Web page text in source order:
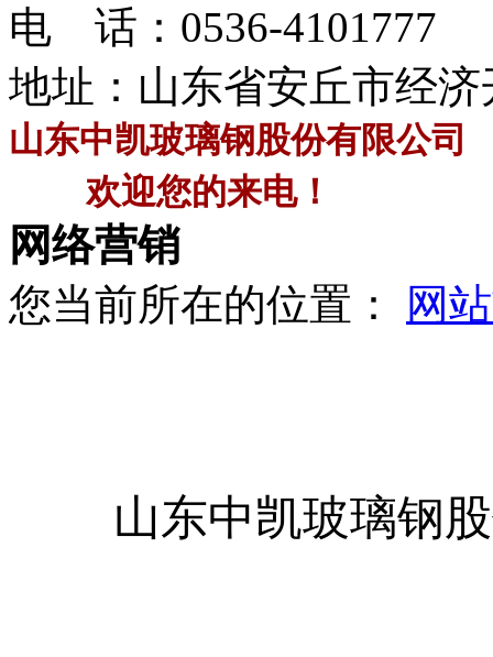
电 话： 0536-4101777
地址：山东省安丘市经济
山东中凯玻璃钢股份有限公司
欢迎您的来电！
网络营销
您当前所在的位置：
网
山东中凯玻璃钢